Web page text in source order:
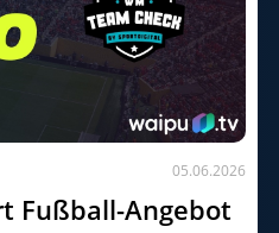
05.06.2026
Fußball-Angebot